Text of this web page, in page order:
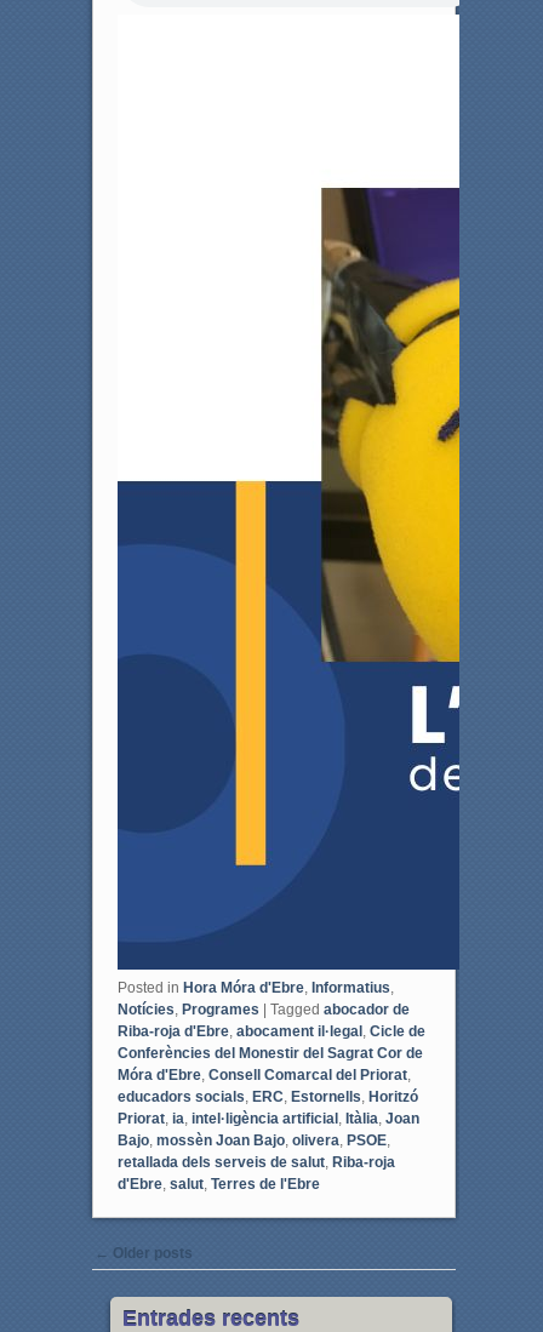
Posted in Hora Móra d'Ebre, Informatius
Notícies Programes | Tagged abocador de
Riba-roja d'Ebre, abocament il·legal, Cicle de
Conferències del Monestir del Sagrat Cor de
Móra d'Ebre, Consell Comarcal del Priorat,
educadors socials ERC Estornells Horitzó
Priorat, ia intel·ligència artificial, Itàlia Joan
Bajo, mossèn Joan Bajo, olivera PSOE,
retallada dels serveis de salut, Riba-roja
d'Ebre, salut, Terres de l'Ebre
Post navigation
← Older posts
Entrades recents